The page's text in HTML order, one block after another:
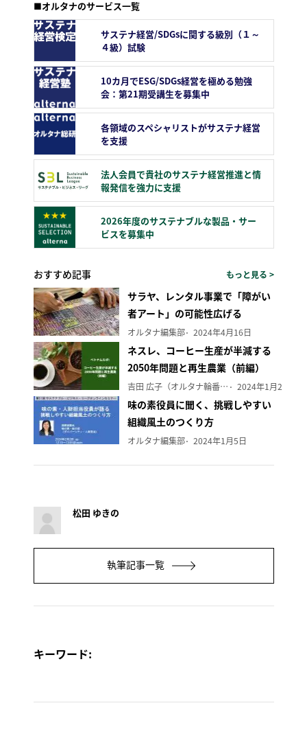
■オルタナのサービス一覧
サステナ経営/SDGsに関する級別（１～
４級）試験
10カ月でESG/SDGs経営を極める勉強
会：第21期受講生を募集中
各領域のスペシャリストがサステナ経営
を支援
法人会員で貴社のサステナ経営推進と情
報発信を強力に支援
2026年度のサステナブルな製品・サー
ビスを募集中
おすすめ記事 もっと見る >
サラヤ、レンタル事業で「障がい
者アート」の可能性広げる
オルタナ編集部 2024年4月16日
ネスレ、コーヒー生産が半減する
2050年問題と再生農業（前編）
吉田 広子（オルタナ輪番編集長） 2024年1月29日
味の素役員に聞く、挑戦しやすい
組織風土のつくり方
オルタナ編集部 2024年1月5日
松田 ゆきの
執筆記事一覧
キーワード: